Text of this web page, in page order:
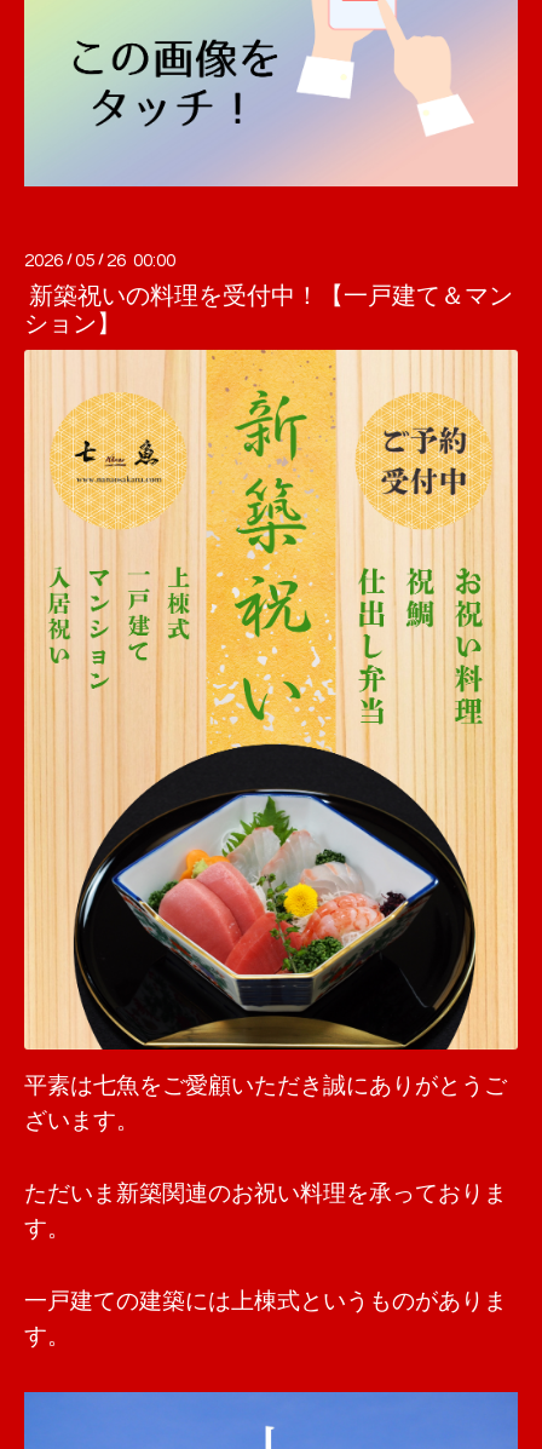
2026 /05 / 26 00:00
新築祝いの料理を受付中！【一戸建て＆マン
ション】
平素は七魚をご愛顧いただき誠にありがとうご
ざいます。
ただいま新築関連のお祝い料理を承っておりま
す。
一戸建ての建築には上棟式というものがありま
す。